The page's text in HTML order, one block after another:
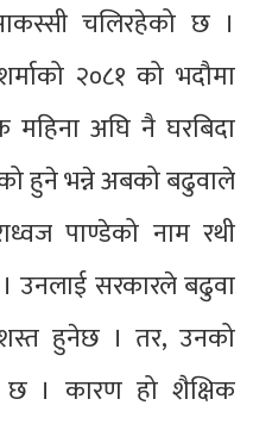
चलिरहेको छ ।
२०८१ को भदौमा
अघि नै घरबिदा
हुने भन्ने अबको बढुवाले
पाण्डेको नाम रथी
उनलाई सरकारले बढुवा
हुनेछ । तर, उनको
छ । कारण हो शैक्षिक